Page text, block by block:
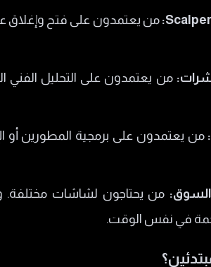
من يعتمدون على فتح وإغلاق
السوق:
في نفس الوقت.